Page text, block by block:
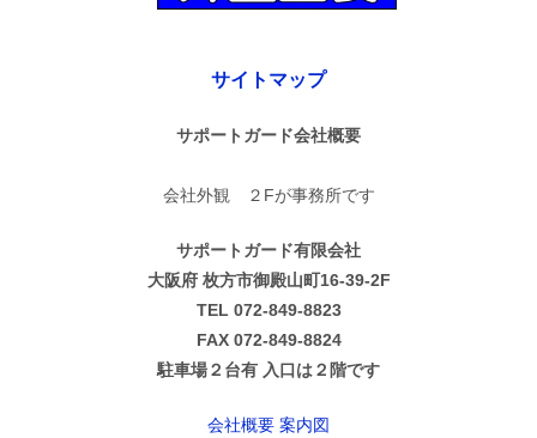
サイトマップ
サポートガード会社概要
会社外観 ２Fが事務所です
サポートガード有限会社
大阪府 枚方市御殿山町16-39-2F
TEL 072-849-8823
FAX 072-849-8824
駐車場２台有 入口は２階です
会社概要 案内図